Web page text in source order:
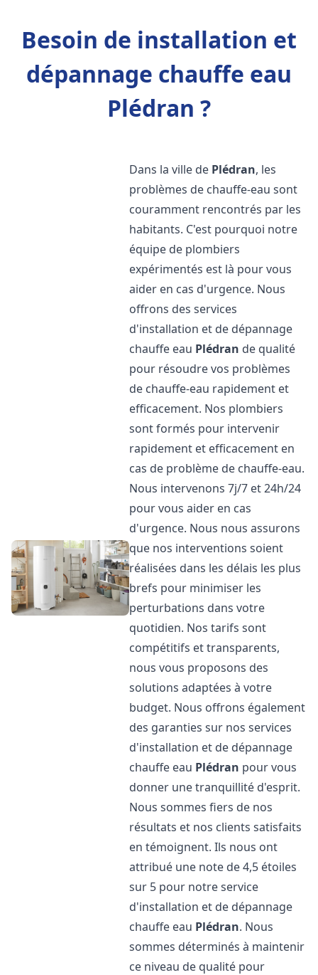
Besoin de installation et
dépannage chauffe eau
Plédran ?
Dans la ville de Plédran, les
problèmes de chauffe-eau sont
couramment rencontrés par les
habitants. C'est pourquoi notre
équipe de plombiers
expérimentés est là pour vous
aider en cas d'urgence. Nous
offrons des services
d'installation et de dépannage
chauffe eau Plédran de qualité
pour résoudre vos problèmes
de chauffe-eau rapidement et
efficacement. Nos plombiers
sont formés pour intervenir
rapidement et efficacement en
cas de problème de chauffe-eau.
Nous intervenons 7j/7 et 24h/24
pour vous aider en cas
d'urgence. Nous nous assurons
que nos interventions soient
réalisées dans les délais les plus
brefs pour minimiser les
perturbations dans votre
quotidien. Nos tarifs sont
compétitifs et transparents,
nous vous proposons des
solutions adaptées à votre
budget. Nous offrons également
des garanties sur nos services
d'installation et de dépannage
chauffe eau Plédran pour vous
donner une tranquillité d'esprit.
Nous sommes fiers de nos
résultats et nos clients satisfaits
en témoignent. Ils nous ont
attribué une note de 4,5 étoiles
sur 5 pour notre service
d'installation et de dépannage
chauffe eau Plédran. Nous
sommes déterminés à maintenir
ce niveau de qualité pour